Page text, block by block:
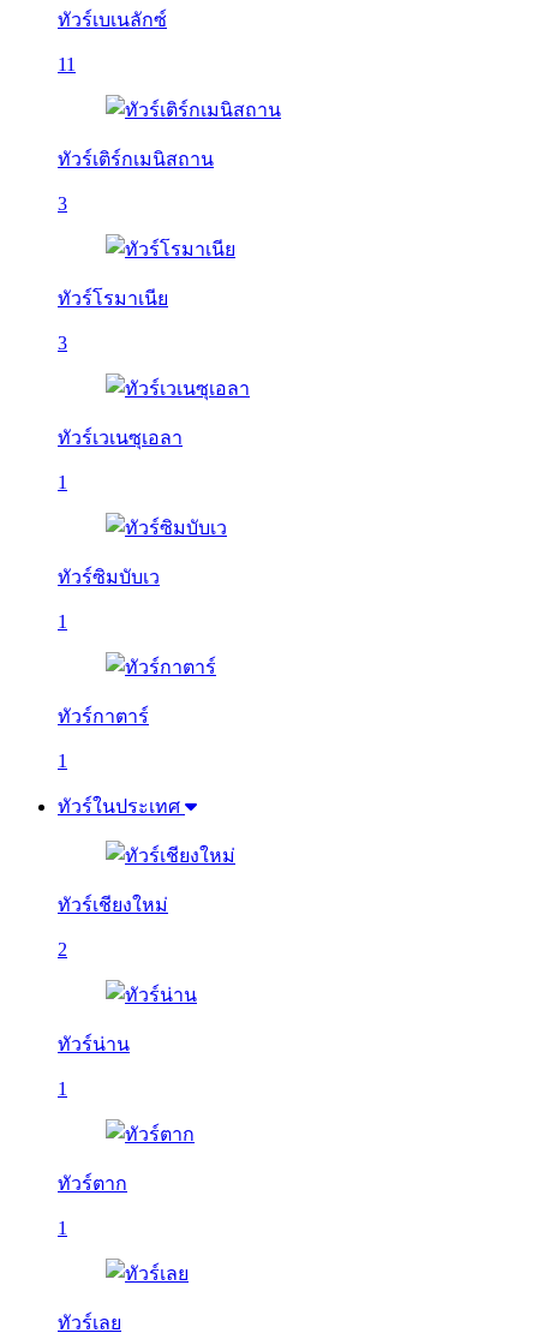
ทัวร์เบเนลักซ์
11
ทัวร์เติร์กเมนิสถาน
3
ทัวร์โรมาเนีย
3
ทัวร์เวเนซุเอลา
1
ทัวร์ซิมบับเว
1
ทัวร์กาตาร์
1
ทัวร์ในประเทศ
ทัวร์เชียงใหม่
2
ทัวร์น่าน
1
ทัวร์ตาก
1
ทัวร์เลย